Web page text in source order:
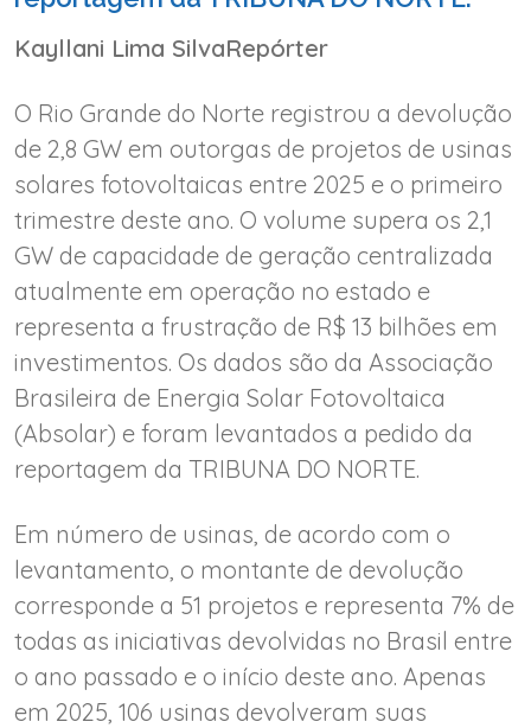
Kayllani Lima SilvaRepórter
O Rio Grande do Norte registrou a devolução
de 2,8 GW em outorgas de projetos de usinas
solares fotovoltaicas entre 2025 e o primeiro
trimestre deste ano. O volume supera os 2,1
GW de capacidade de geração centralizada
atualmente em operação no estado e
representa a frustração de R$ 13 bilhões em
investimentos. Os dados são da Associação
Brasileira de Energia Solar Fotovoltaica
(Absolar) e foram levantados a pedido da
reportagem da TRIBUNA DO NORTE.
Em número de usinas, de acordo com o
levantamento, o montante de devolução
corresponde a 51 projetos e representa 7% de
todas as iniciativas devolvidas no Brasil entre
o ano passado e o início deste ano. Apenas
em 2025, 106 usinas devolveram suas